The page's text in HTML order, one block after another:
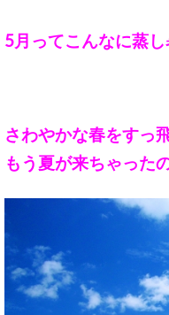
5月ってこんなに蒸
さわやかな春をすっ
もう夏が来ちゃった